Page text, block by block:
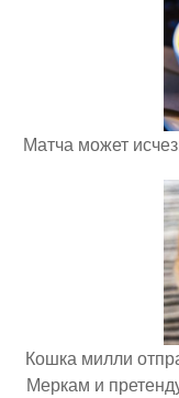
Матча может
Кошка милли
Меркам и